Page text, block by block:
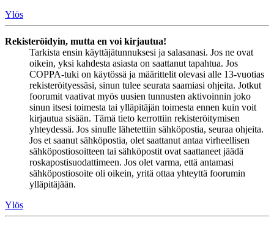
Ylös
Rekisteröidyin, mutta en voi kirjautua!
Tarkista ensin käyttäjätunnuksesi ja salasanasi. Jos ne ovat
oikein, yksi kahdesta asiasta on saattanut tapahtua. Jos
COPPA-tuki on käytössä ja määrittelit olevasi alle 13-vuotias
rekisteröityessäsi, sinun tulee seurata saamiasi ohjeita. Jotkut
foorumit vaativat myös uusien tunnusten aktivoinnin joko
sinun itsesi toimesta tai ylläpitäjän toimesta ennen kuin voit
kirjautua sisään. Tämä tieto kerrottiin rekisteröitymisen
yhteydessä. Jos sinulle lähetettiin sähköpostia, seuraa ohjeita.
Jos et saanut sähköpostia, olet saattanut antaa virheellisen
sähköpostiosoitteen tai sähköpostit ovat saattaneet jäädä
roskapostisuodattimeen. Jos olet varma, että antamasi
sähköpostiosoite oli oikein, yritä ottaa yhteyttä foorumin
ylläpitäjään.
Ylös